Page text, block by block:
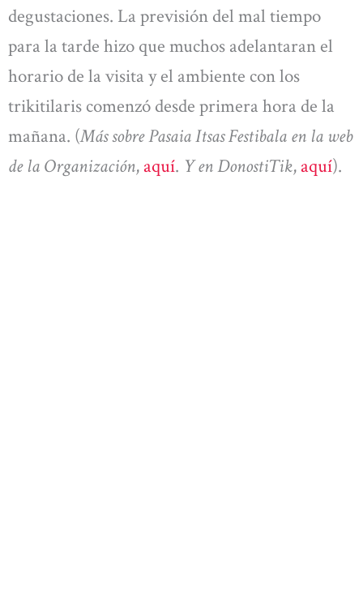
degustaciones. La previsión del mal tiempo
para la tarde hizo que muchos adelantaran el
horario de la visita y el ambiente con los
trikitilaris comenzó desde primera hora de la
mañana. (Más sobre Pasaia Itsas Festibala en la web
de la Organización, aquí. Y en DonostiTik, aquí).